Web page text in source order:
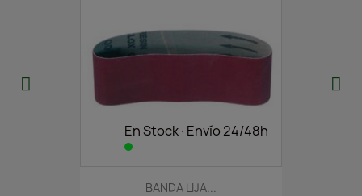
En Stock·Envío 24/48h
BANDA LIJA...